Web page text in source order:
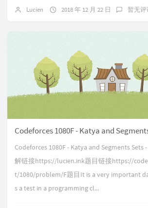
Lucien 2018 年 12 月 22 日 暂无评
Codeforces 1080F - Katya and Segments
解链接https://lucien.ink题目链接https://
t/1080/problem/F题目It is a very important
s a test in a programming cl...